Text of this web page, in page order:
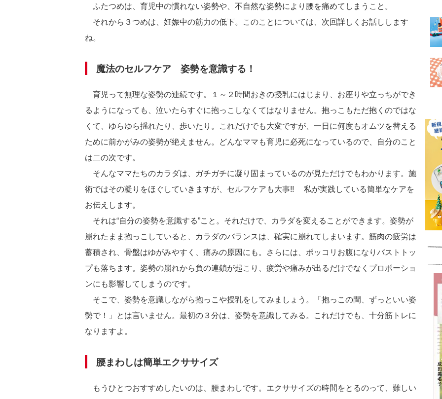
ふたつめは、育児中の慣れない姿勢や、不自然な姿勢により腰を痛めてしまうこと。
それから３つめは、妊娠中の筋力の低下。このことについては、次回詳しくお話しします
ね。
魔法のセルフケア 姿勢を意識する！
育児って無理な姿勢の連続です。１～２時間おきの授乳にはじまり、お座りや立っちができ
るようになっても、泣いたらすぐに抱っこしなくてはなりません。抱っこもただ抱くのではな
くて、ゆらゆら揺れたり、歩いたり。これだけでも大変ですが、一日に何度もオムツを替える
ために前かがみの姿勢が絶えません。どんなママも育児に必死になっているので、自分のこと
は二の次です。
そんなママたちのカラダは、ガチガチに凝り固まっているのが見ただけでもわかります。施
術ではその凝りをほぐしていきますが、セルフケアも大事!! 私が実践している簡単なケアを
お伝えします。
それは“自分の姿勢を意識する”こと。それだけで、カラダを変えることができます。姿勢が
崩れたまま抱っこしていると、カラダのバランスは、確実に崩れてしまいます。筋肉の疲労は
蓄積され、骨盤はゆがみやすく、痛みの原因にも。さらには、ポッコリお腹になりバストトッ
プも落ちます。姿勢の崩れから負の連鎖が起こり、疲労や痛みが出るだけでなくプロポーショ
ンにも影響してしまうのです。
そこで、姿勢を意識しながら抱っこや授乳をしてみましょう。「抱っこの間、ずっといい姿
勢で！」とは言いません。最初の３分は、姿勢を意識してみる。これだけでも、十分筋トレに
なりますよ。
腰まわしは簡単エクササイズ
もうひとつおすすめしたいのは、腰まわしです。エクササイズの時間をとるのって、難しい